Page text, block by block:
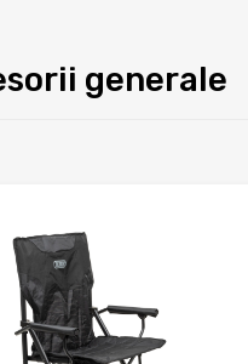
generale